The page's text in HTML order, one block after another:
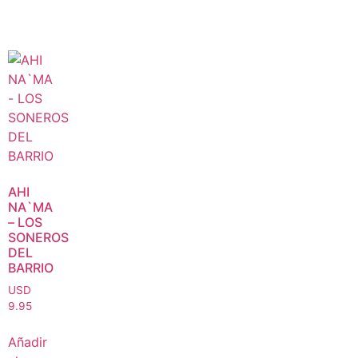
AHI
NA`MA
– LOS
SONEROS
DEL
BARRIO
USD
9.95
Añadir